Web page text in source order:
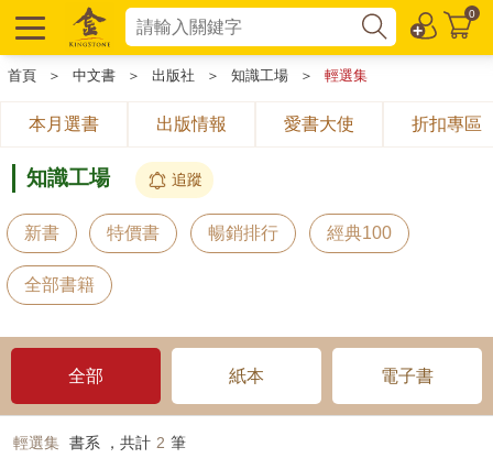
0
首頁 ＞ 中文書 ＞ 出版社 ＞ 知識工場 ＞ 輕選集
本月選書 出版情報 愛書大使 折扣專區
知識工場 追蹤
新書 特價書 暢銷排行 經典100
全部書籍
全部 紙本 電子書
輕選集 書系 ，共計 2 筆